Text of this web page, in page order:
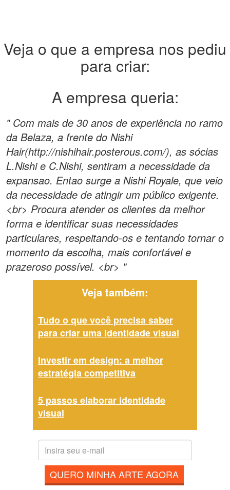
Veja o que a empresa nos pediu
para criar:
A empresa queria:
" Com mais de 30 anos de experiência no ramo
da Belaza, a frente do Nishi
Hair(http://nishihair.posterous.com/), as sócias
L.Nishi e C.Nishi, sentiram a necessidade da
expansao. Entao surge a Nishi Royale, que veio
da necessidade de atingir um público exigente.
<br> Procura atender os clientes da melhor
forma e identificar suas necessidades
particulares, respeitando-os e tentando tornar o
momento da escolha, mais confortável e
prazeroso possível. <br> "
Veja também:
Tudo o que você precisa saber
para criar uma identidade visual
Investir em design: a melhor
estratégia competitiva
5 passos elaborar identidade
visual
QUERO MINHA ARTE AGORA